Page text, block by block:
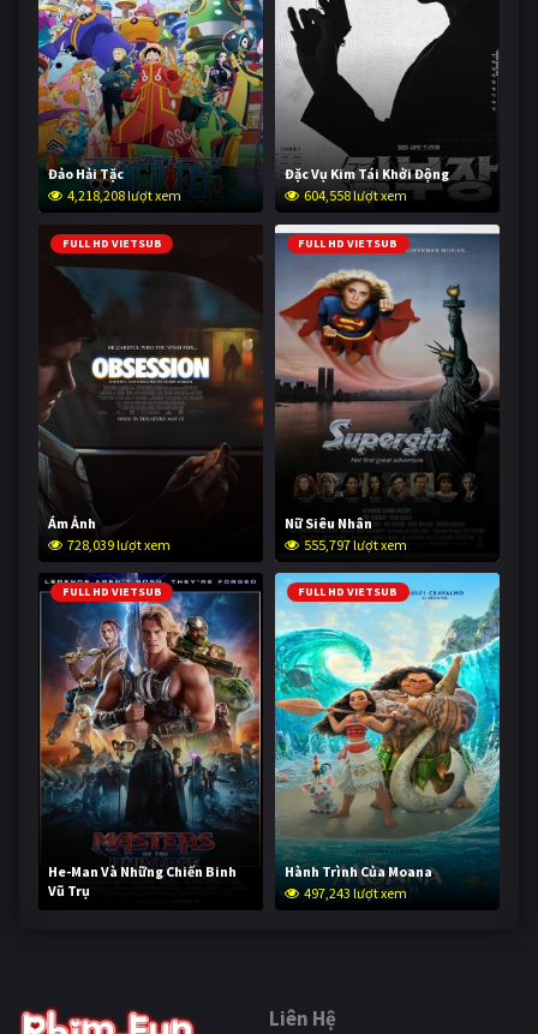
Đảo Hải Tặc
4,218,208 lượt xem
Đặc Vụ Kim Tái Khởi Động
604,558 lượt xem
FULL HD VIETSUB
Ám Ảnh
728,039 lượt xem
FULL HD VIETSUB
Nữ Siêu Nhân
555,797 lượt xem
FULL HD VIETSUB
He-Man Và Những Chiến Binh
Vũ Trụ
246,451 lượt xem
FULL HD VIETSUB
Hành Trình Của Moana
497,243 lượt xem
Liên Hệ